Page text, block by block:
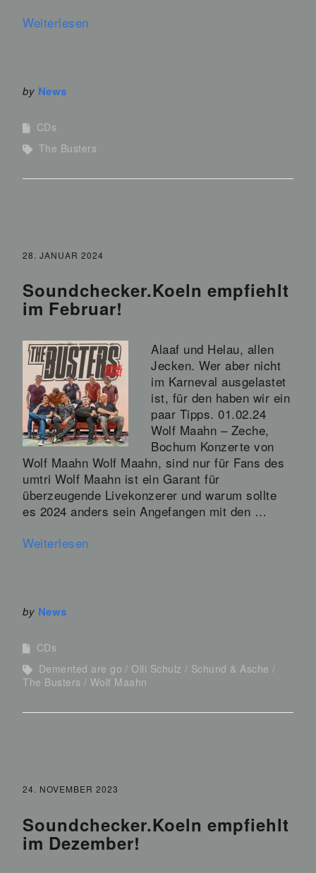
Weiterlesen
by News
CDs
The Busters
28. JANUAR 2024
Soundchecker.Koeln empfiehlt
im Februar!
Alaaf und Helau, allen
Jecken. Wer aber nicht
im Karneval ausgelastet
ist, für den haben wir ein
paar Tipps. 01.02.24
Wolf Maahn – Zeche,
Bochum Konzerte von
Wolf Maahn Wolf Maahn, sind nur für Fans des
umtri Wolf Maahn ist ein Garant für
überzeugende Livekonzerer und warum sollte
es 2024 anders sein Angefangen mit den …
Weiterlesen
by News
CDs
Demented are go
Olli Schulz
Schund & Asche
The Busters
Wolf Maahn
24. NOVEMBER 2023
Soundchecker.Koeln empfiehlt
im Dezember!